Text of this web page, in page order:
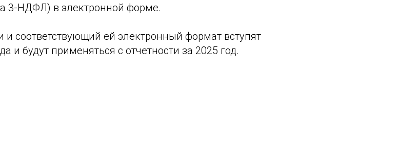
3-НДФЛ) в электронной форме.
соответствующий ей электронный формат вступят
и будут применяться с отчетности за 2025 год.